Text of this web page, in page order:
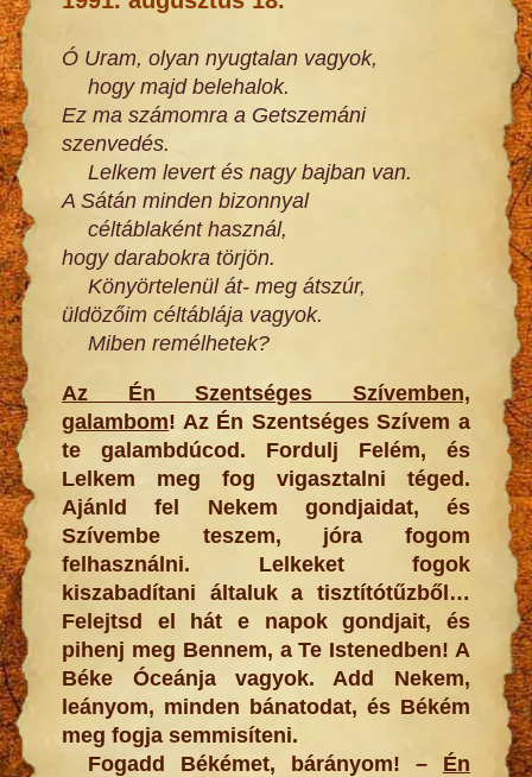
Ó Uram, olyan nyugtalan vagyok,
hogy majd belehalok.
Ez ma számomra a Getszemáni
szenvedés.
Lelkem levert és nagy bajban van.
A Sátán minden bizonnyal
céltáblaként használ,
hogy darabokra törjön.
Könyörtelenül át- meg átszúr,
üldözőim céltáblája vagyok.
Miben remélhetek?
Az Én Szentséges Szívemben,
galambom! Az Én Szentséges Szívem a
te galambdúcod. Fordulj Felém, és
Lelkem meg fog vigasztalni téged.
Ajánld fel Nekem gondjaidat, és
Szívembe teszem, jóra fogom
felhasználni. Lelkeket fogok
kiszabadítani általuk a tisztítótűzből…
Felejtsd el hát e napok gondjait, és
pihenj meg Bennem, a Te Istenedben! A
Béke Óceánja vagyok. Add Nekem,
leányom, minden bánatodat, és Békém
meg fogja semmisíteni.
Fogadd Békémet, bárányom! – Én